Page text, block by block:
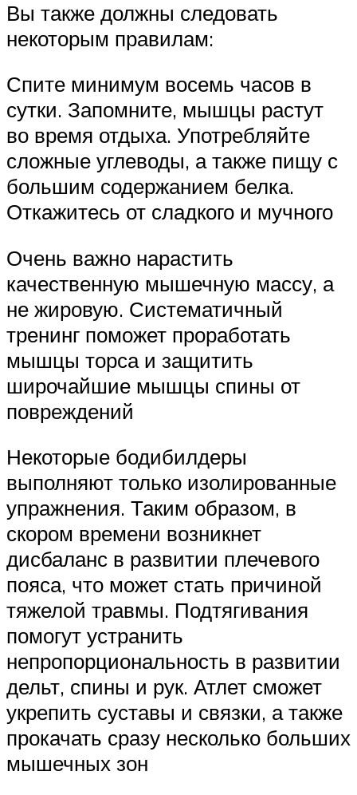
Вы также должны следовать
некоторым правилам:
Спите минимум восемь часов в
сутки. Запомните, мышцы растут
во время отдыха. Употребляйте
сложные углеводы, а также пищу с
большим содержанием белка.
Откажитесь от сладкого и мучного
Очень важно нарастить
качественную мышечную массу, а
не жировую. Систематичный
тренинг поможет проработать
мышцы торса и защитить
широчайшие мышцы спины от
повреждений
Некоторые бодибилдеры
выполняют только изолированные
упражнения. Таким образом, в
скором времени возникнет
дисбаланс в развитии плечевого
пояса, что может стать причиной
тяжелой травмы. Подтягивания
помогут устранить
непропорциональность в развитии
дельт, спины и рук. Атлет сможет
укрепить суставы и связки, а также
прокачать сразу несколько больших
мышечных зон